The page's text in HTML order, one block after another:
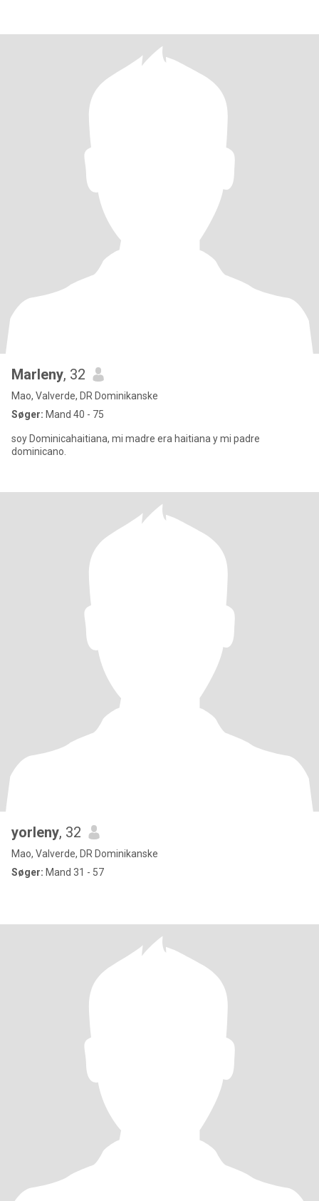
Marleny, 32
Mao, Valverde, DR Dominikanske
Søger: Mand 40 - 75
soy Dominicahaitiana, mi madre era haitiana y mi padre
dominicano.
yorleny, 32
Mao, Valverde, DR Dominikanske
Søger: Mand 31 - 57